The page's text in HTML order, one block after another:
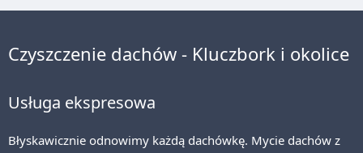
Czyszczenie dachów - Kluczbork i okolice
Usługa ekspresowa
Błyskawicznie odnowimy każdą dachówkę. Mycie dachów z